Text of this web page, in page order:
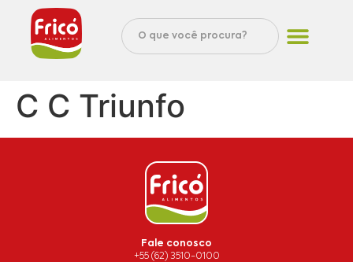
C C Triunfo
Fale conosco
+55 (62) 3510-0100